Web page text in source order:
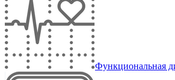
Функциональная